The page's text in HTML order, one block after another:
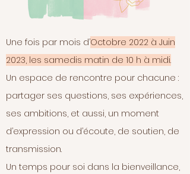
Une fois par mois d’Octobre 2022 à Juin
2023, les samedis matin de 10 h à midi.
Un espace de rencontre pour chacune :
partager ses questions, ses expériences,
ses ambitions, et aussi, un moment
d’expression ou d’écoute, de soutien, de
transmission.
Un temps pour soi dans la bienveillance,